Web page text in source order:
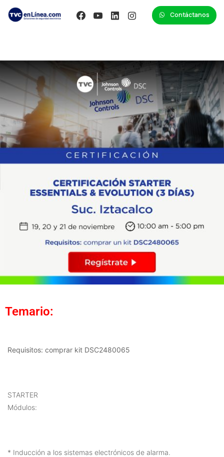
Contáctanos
Temario:
Requisitos: comprar kit DSC2480065
STARTER
Módulos:
* Inducción a los sistemas electrónicos de alarma.